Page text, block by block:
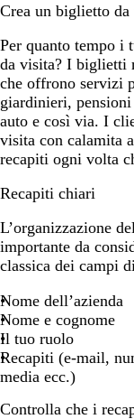
Crea un biglietto da
Per quanto tempo i
da visita? I biglietti
che offrono servizi
giardinieri,
auto e così via. I
visita con calamita
recapiti ogni volta
Recapiti chiari
L’organizzazione
importante da
classica dei campi
Nome dell’azienda
Nome e cognome
Il tuo ruolo
Recapiti (e-mail,
media ecc.)
Controlla che i